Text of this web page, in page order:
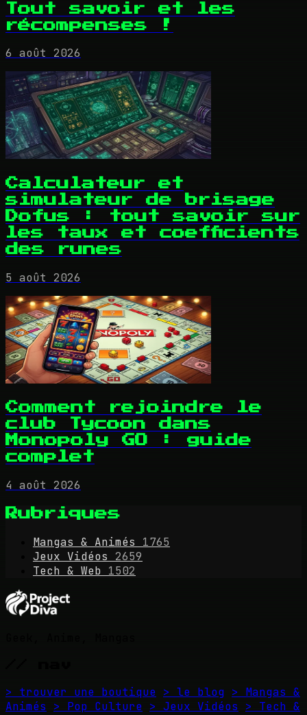
Tout savoir et les
récompenses !
6 août 2026
Calculateur et
simulateur de brisage
Dofus : tout savoir sur
les taux et coefficients
des runes
5 août 2026
Comment rejoindre le
club Tycoon dans
Monopoly GO : guide
complet
4 août 2026
Rubriques
Mangas & Animés
1765
Jeux Vidéos
2659
Tech & Web 1502
> trouver une boutique > le blog > Mangas &
Animés
> Pop Culture > Jeux Vidéos
> Tech &